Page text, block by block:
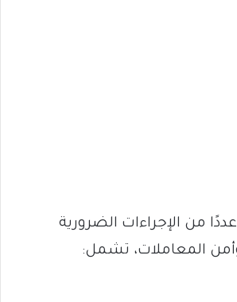
من الإجراءات الضرورية
المعاملات، تشمل: